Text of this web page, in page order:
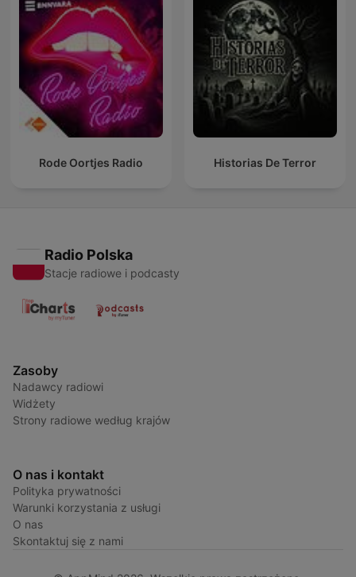
Rode Oortjes Radio Historias De Terror
Radio Polska
Stacje radiowe i podcasty
Zasoby
Nadawcy radiowi
Widżety
Strony radiowe według krajów
O nas i kontakt
Polityka prywatności
Warunki korzystania z usługi
O nas
Skontaktuj się z nami